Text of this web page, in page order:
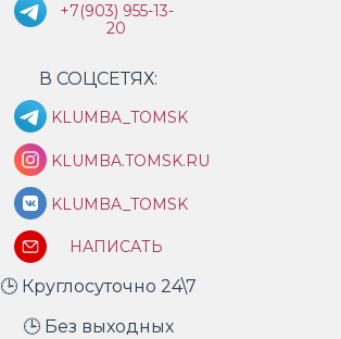
+7(903) 955-13-
20
В СОЦСЕТЯХ:
KLUMBA_TOMSK
KLUMBA.TOMSK.RU
KLUMBA_TOMSK
НАПИСАТЬ
🕒 Круглосуточно 24\7
🕒 Без выходных